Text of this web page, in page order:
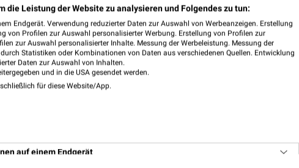
Land Lübtheen
die Leistung der Website zu analysieren und Folgendes zu tun:
Endgerät. Verwendung reduzierter Daten zur Auswahl von Werbeanzeigen. Erstellung
von Profilen zur Auswahl personalisierter Werbung. Erstellung von Profilen zur
zur Auswahl personalisierter Inhalte. Messung der Werbeleistung. Messung der
Statistiken oder Kombinationen von Daten aus verschiedenen Quellen. Entwicklung
Daten zur Auswahl von Inhalten.
und in die USA gesendet werden.
für diese Website/App.
auf einem Endgerät